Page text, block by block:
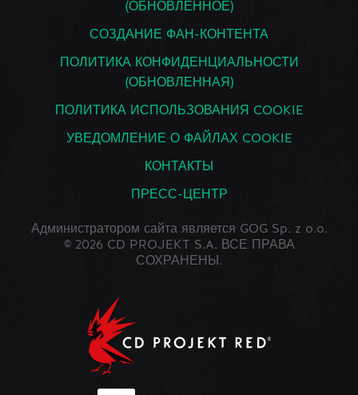
(ОБНОВЛЕННОЕ)
СОЗДАНИЕ ФАН-КОНТЕНТА
ПОЛИТИКА КОНФИДЕНЦИАЛЬНОСТИ
(ОБНОВЛЕННАЯ)
ПОЛИТИКА ИСПОЛЬЗОВАНИЯ COOKIE
УВЕДОМЛЕНИЕ О ФАЙЛАХ COOKIE
КОНТАКТЫ
ПРЕСС-ЦЕНТР
Администратором сайта является GOG Sp. z o.o.
© 2026 CD PROJEKT S.A. ВСЕ ПРАВА
СОХРАНЕНЫ.